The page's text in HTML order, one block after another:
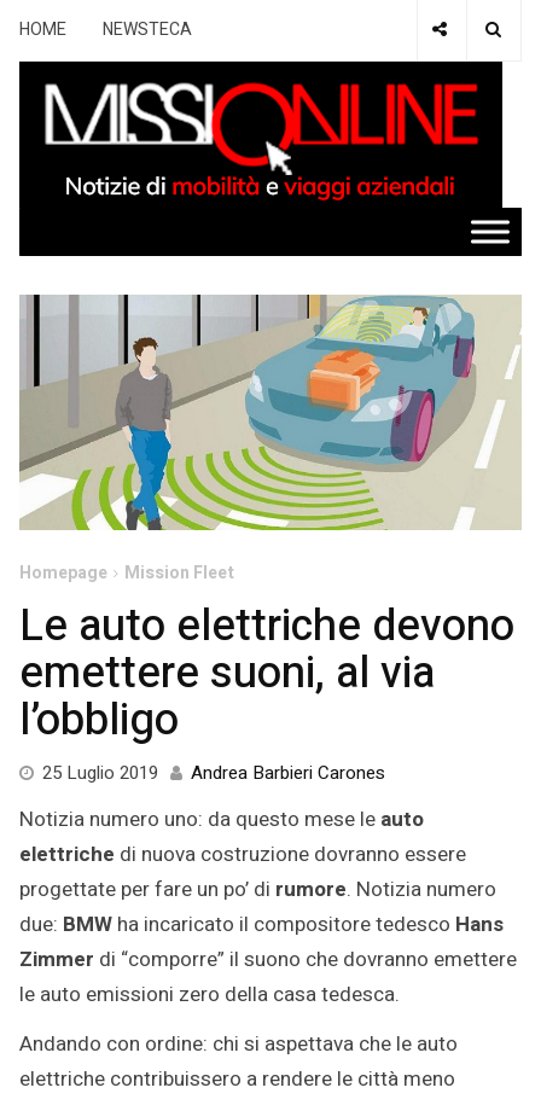
HOME NEWSTECA
Homepage Mission Fleet
Le auto elettriche devono
emettere suoni, al via
l’obbligo
25 Luglio 2019 29
2020
Andrea Barbieri Carones
Notizia numero uno: da questo mese le auto
elettriche di nuova costruzione dovranno essere
progettate per fare un po’ di rumore. Notizia numero
due: BMW ha incaricato il compositore tedesco Hans
Zimmer di “comporre” il suono che dovranno emettere
le auto emissioni zero della casa tedesca.
Andando con ordine: chi si aspettava che le auto
elettriche contribuissero a rendere le città meno